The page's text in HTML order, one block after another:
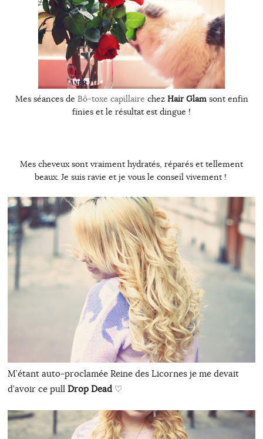
Mes séances de Bô-toxe capillaire chez Hair Glamsont enfin
finies et le résultat est dingue !
Mes cheveux sont vraiment hydratés, réparés et tellement
beaux. Je suis ravie et je vous le conseil vivement !
M’étant auto-proclamée Reine des Licornes je me devait
d’avoir ce pull Drop Dead♡